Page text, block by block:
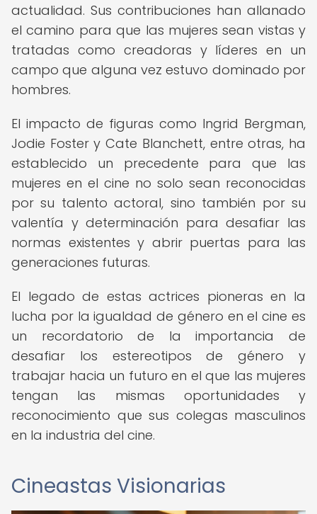
actualidad. Sus contribuciones han allanado
el camino para que las mujeres sean vistas y
tratadas como creadoras y líderes en un
campo que alguna vez estuvo dominado por
hombres.
El impacto de figuras como Ingrid Bergman,
Jodie Foster y Cate Blanchett, entre otras, ha
establecido un precedente para que las
mujeres en el cine no solo sean reconocidas
por su talento actoral, sino también por su
valentía y determinación para desafiar las
normas existentes y abrir puertas para las
generaciones futuras.
El legado de estas actrices pioneras en la
lucha por la igualdad de género en el cine es
un recordatorio de la importancia de
desafiar los estereotipos de género y
trabajar hacia un futuro en el que las mujeres
tengan las mismas oportunidades y
reconocimiento que sus colegas masculinos
en la industria del cine.
Cineastas Visionarias